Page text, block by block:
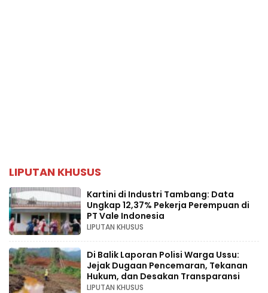
LIPUTAN KHUSUS
Kartini di Industri Tambang: Data
Ungkap 12,37% Pekerja Perempuan di
PT Vale Indonesia
LIPUTAN KHUSUS
Di Balik Laporan Polisi Warga Ussu:
Jejak Dugaan Pencemaran, Tekanan
Hukum, dan Desakan Transparansi
LIPUTAN KHUSUS